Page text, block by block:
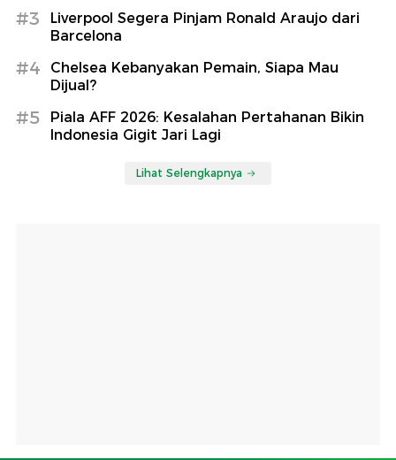
#3
Liverpool Segera Pinjam Ronald Araujo dari
Barcelona
#4
Chelsea Kebanyakan Pemain, Siapa Mau
Dijual?
#5
Piala AFF 2026: Kesalahan Pertahanan Bikin
Indonesia Gigit Jari Lagi
Lihat Selengkapnya